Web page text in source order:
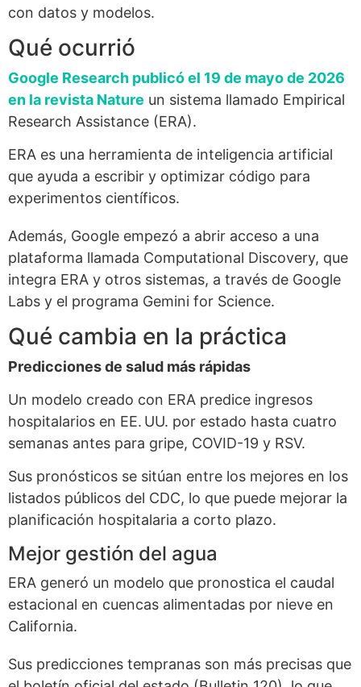
con datos y modelos.
Qué ocurrió
Google Research publicó el 19 de mayo de 2026
en la revista Nature un sistema llamado Empirical
Research Assistance (ERA).
ERA es una herramienta de inteligencia artificial
que ayuda a escribir y optimizar código para
experimentos científicos.
Además, Google empezó a abrir acceso a una
plataforma llamada Computational Discovery, que
integra ERA y otros sistemas, a través de Google
Labs y el programa Gemini for Science.
Qué cambia en la práctica
Predicciones de salud más rápidas
Un modelo creado con ERA predice ingresos
hospitalarios en EE. UU. por estado hasta cuatro
semanas antes para gripe, COVID-19 y RSV.
Sus pronósticos se sitúan entre los mejores en los
listados públicos del CDC, lo que puede mejorar la
planificación hospitalaria a corto plazo.
Mejor gestión del agua
ERA generó un modelo que pronostica el caudal
estacional en cuencas alimentadas por nieve en
California.
Sus predicciones tempranas son más precisas que